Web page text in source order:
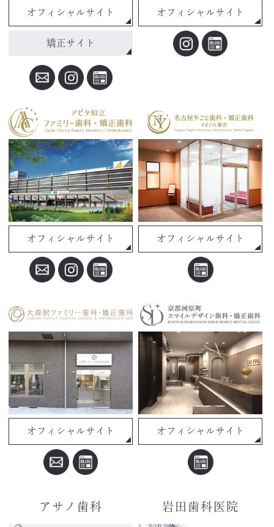
オフィシャルサイト
矯正サイト
オフィシャルサイト
オフィシャルサイト オフィシャルサイト
オフィシャルサイト オフィシャルサイト
アサノ歯科 岩田歯科医院